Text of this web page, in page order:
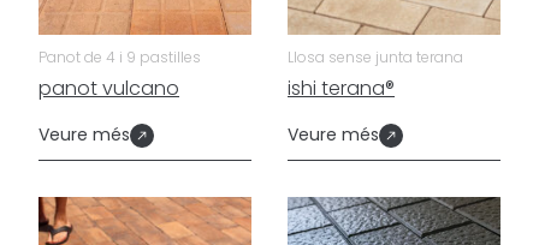
Panot de 4 i 9 pastilles
panot vulcano
Veure més
Llosa sense junta terana
ishi terana®
Veure més